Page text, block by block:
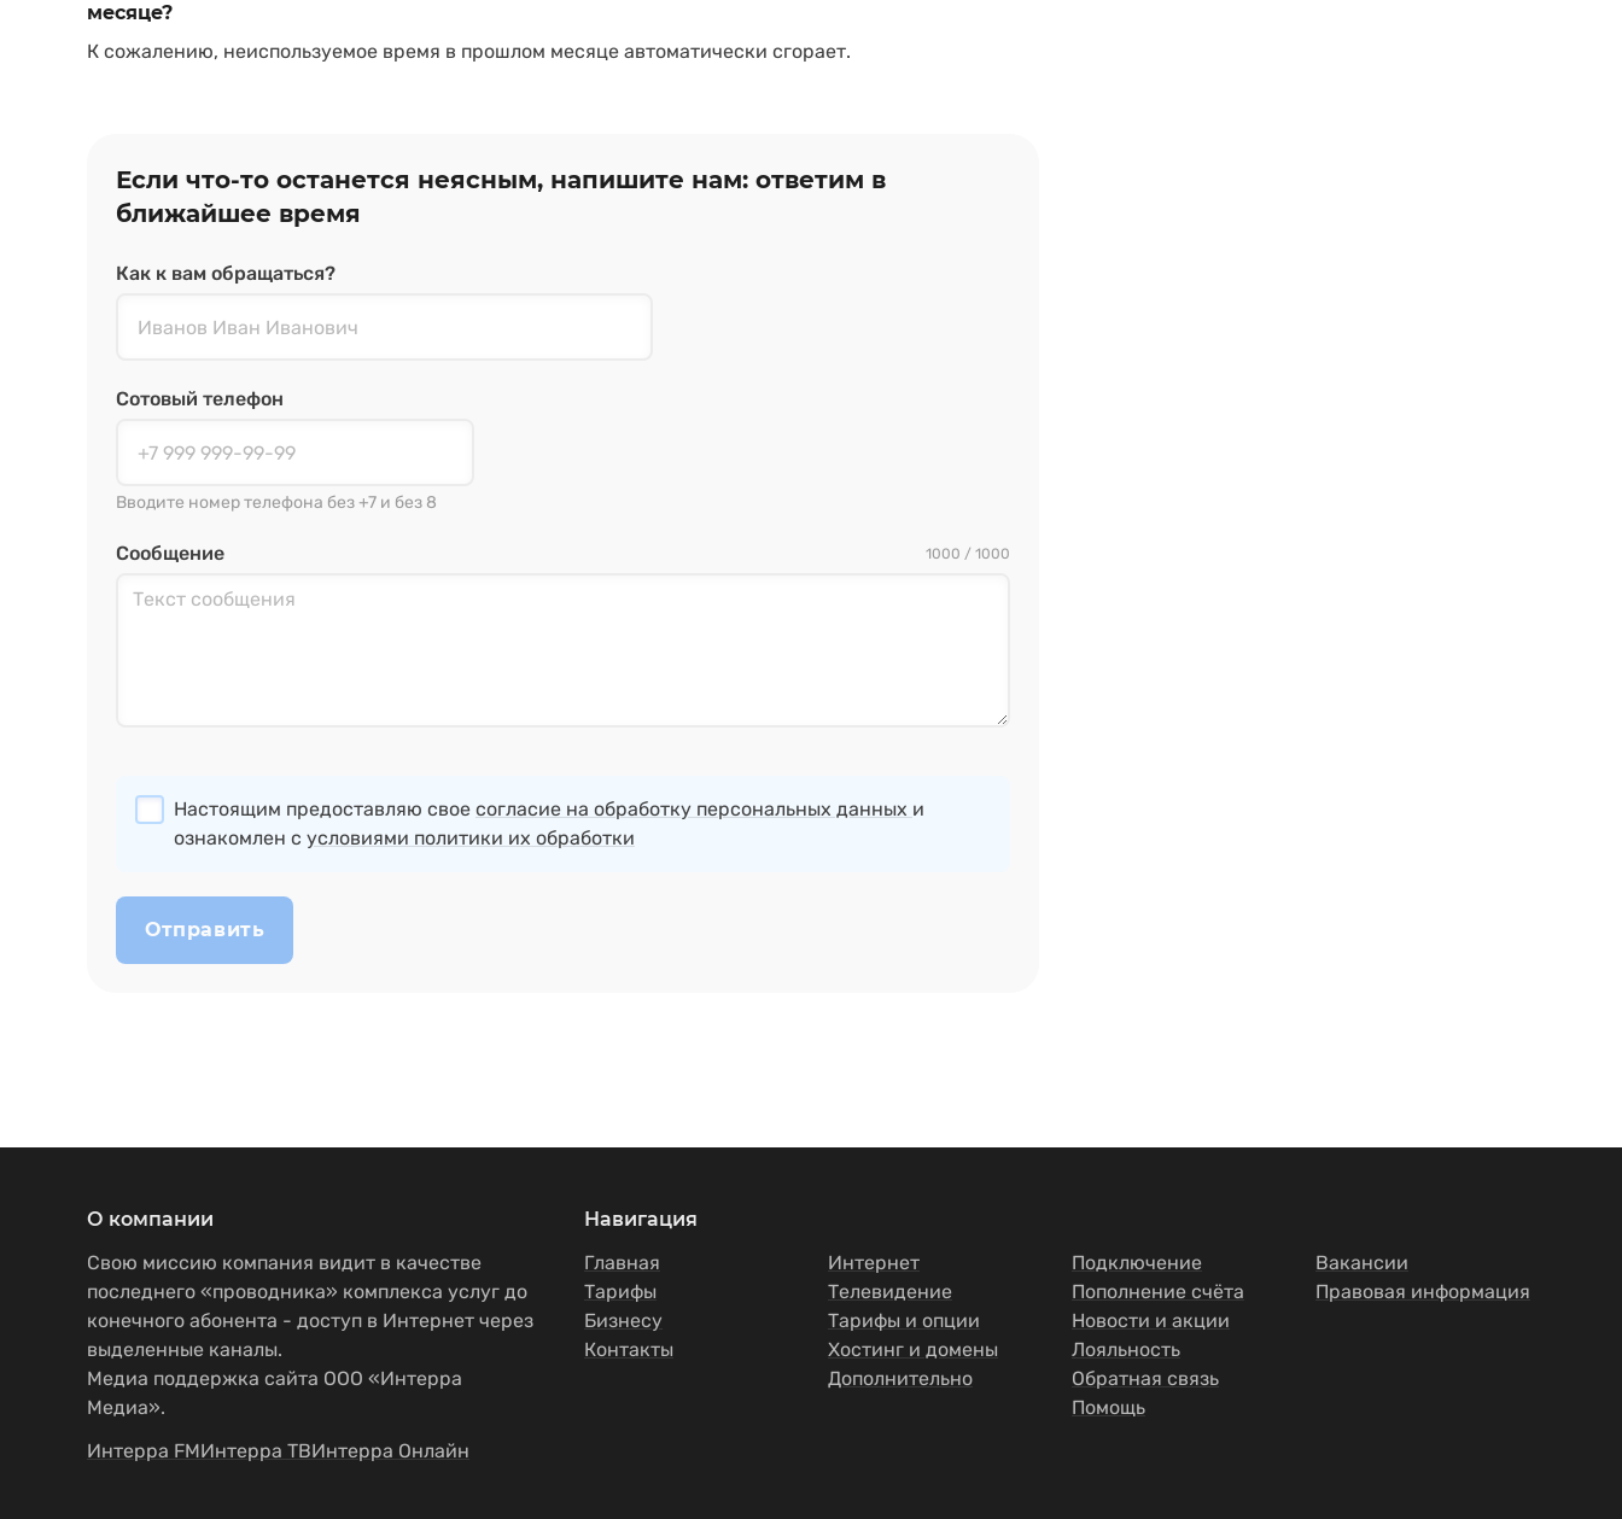
месяце?
К сожалению, неиспользуемое время в прошлом месяце автоматически сгорает.
Если что‑то останется неясным, напишите нам: ответим в
ближайшее время
Как к вам обращаться?
Сотовый телефон
Вводите номер телефона без +7 и без 8
Сообщение 1000 / 1000
Настоящим предоставляю свое согласие на обработку персональных данных и
ознакомлен с условиями политики их обработки
Отправить
О компании
Свою миссию компания видит в качестве
последнего «проводника» комплекса услуг до
конечного абонента - доступ в Интернет через
выделенные каналы.
Медиа поддержка сайта ООО «Интерра
Медиа».
Интерра FMИнтерра ТВИнтерра Онлайн
Навигация
Главная
Тарифы
Бизнесу
Контакты
Интернет
Телевидение
Тарифы и опции
Хостинг и домены
Дополнительно
Подключение
Пополнение счёта
Новости и акции
Лояльность
Обратная связь
Помощь
Вакансии
Правовая информация